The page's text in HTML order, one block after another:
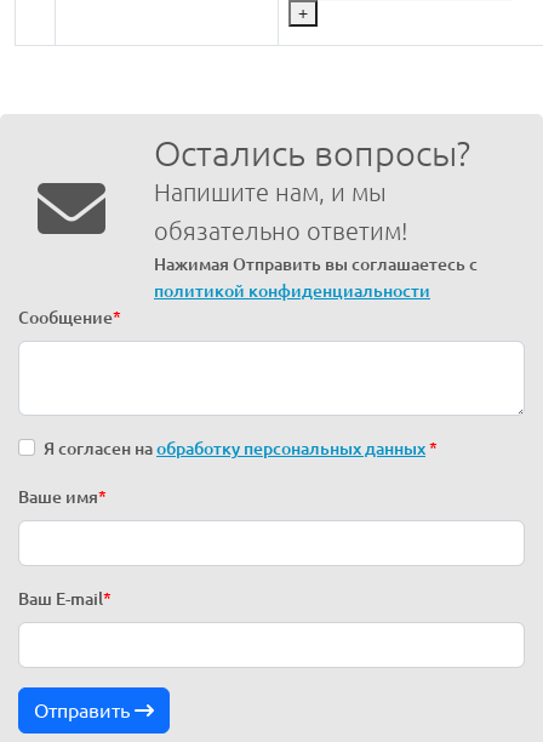
+
Остались вопросы?
Напишите нам, и мы
обязательно ответим!
Нажимая Отправить вы соглашаетесь с
политикой конфиденциальности
Сообщение*
Я согласен наобработку персональных данных*
Ваше имя*
Ваш E-mail *
Отправить